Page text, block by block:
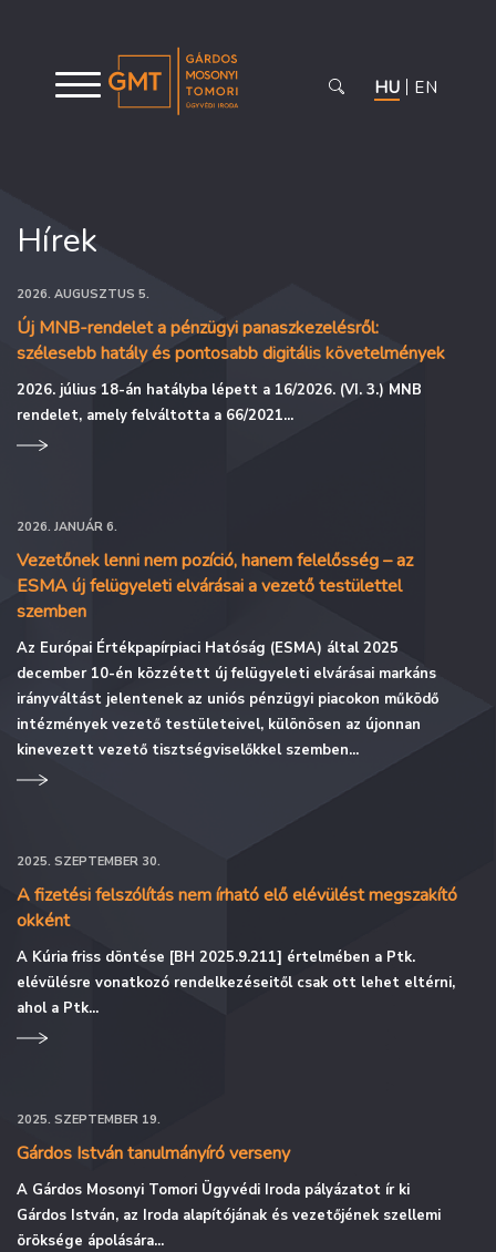
HU EN
Hírek
2026. AUGUSZTUS 5.
Új MNB-rendelet a pénzügyi panaszkezelésről:
szélesebb hatály és pontosabb digitális követelmények
2026. július 18-án hatályba lépett a 16/2026. (VI. 3.) MNB
rendelet, amely felváltotta a 66/2021...
2026. JANUÁR 6.
Vezetőnek lenni nem pozíció, hanem felelősség – az
ESMA új felügyeleti elvárásai a vezető testülettel
szemben
Az Európai Értékpapírpiaci Hatóság (ESMA) által 2025
december 10-én közzétett új felügyeleti elvárásai markáns
irányváltást jelentenek az uniós pénzügyi piacokon működő
intézmények vezető testületeivel, különösen az újonnan
kinevezett vezető tisztségviselőkkel szemben...
2025. SZEPTEMBER 30.
A fizetési felszólítás nem írható elő elévülést megszakító
okként
A Kúria friss döntése [BH 2025.9.211] értelmében a Ptk.
elévülésre vonatkozó rendelkezéseitől csak ott lehet eltérni,
ahol a Ptk...
2025. SZEPTEMBER 19.
Gárdos István tanulmányíró verseny
A Gárdos Mosonyi Tomori Ügyvédi Iroda pályázatot ír ki
Gárdos István, az Iroda alapítójának és vezetőjének szellemi
öröksége ápolására...